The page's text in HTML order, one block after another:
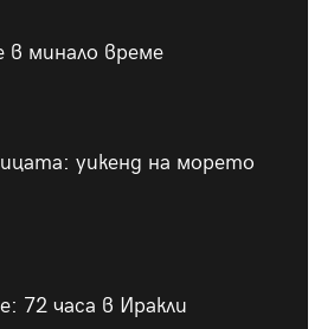
минало време
уикенд на морето
72 часа в Иракли